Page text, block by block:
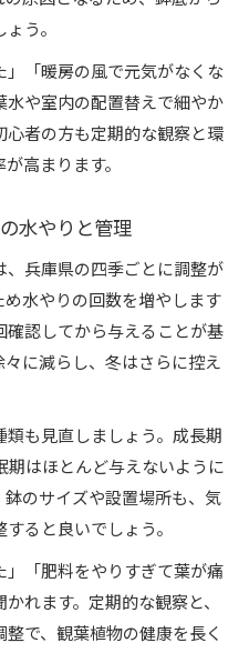
う。
「暖房の風で元気がなくな
水や室内の配置替えで細やか
者の方も定期的な観察と環
高まります。
水やりと管理
兵庫県の四季ごとに調整が
水やりの回数を増やします
認してから与えることが基
に減らし、冬はさらに控え
も見直しましょう。成長期
期はほとんど与えないように
のサイズや設置場所も、気
ると良いでしょう。
」「肥料をやりすぎて葉が痛
れます。定期的な観察と、
で、観葉植物の健康を長く